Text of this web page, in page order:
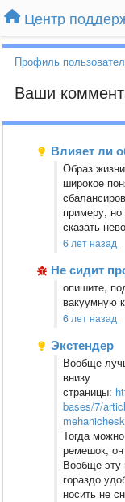
Профиль
Ваши
Влияет ли
Образ
широкое
примеру, но
сказать
6 лет назад
Не сидит
опишите,
вакуумную
6 лет назад
Экстендер
Вообще
внизу
страницы:
bases/7/
Тогда
ремешок, он
Вообще эту
гораздо
носить не